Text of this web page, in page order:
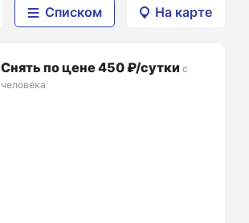
Списком На карте
Снять по цене 450 ₽/сутки с
человека